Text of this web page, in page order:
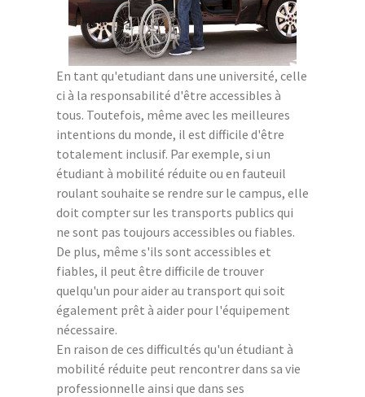
En tant qu'etudiant dans une université, celle
ci à la responsabilité d'être accessibles à
tous. Toutefois, même avec les meilleures
intentions du monde, il est difficile d'être
totalement inclusif. Par exemple, si un
étudiant à mobilité réduite ou en fauteuil
roulant souhaite se rendre sur le campus, elle
doit compter sur les transports publics qui
ne sont pas toujours accessibles ou fiables.
De plus, même s'ils sont accessibles et
fiables, il peut être difficile de trouver
quelqu'un pour aider au transport qui soit
également prêt à aider pour l'équipement
nécessaire.
En raison de ces difficultés qu'un étudiant à
mobilité réduite peut rencontrer dans sa vie
professionnelle ainsi que dans ses